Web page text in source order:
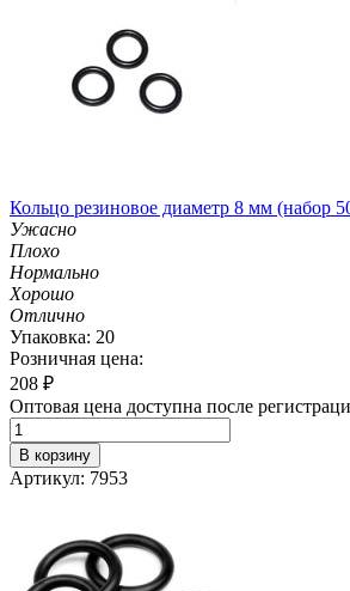
Кольцо резиновое диаметр 8 мм (набор
Ужасно
Плохо
Нормально
Хорошо
Отлично
Упаковка: 20
Розничная цена:
208 ₽
Оптовая цена доступна после
В корзину
Артикул: 7953